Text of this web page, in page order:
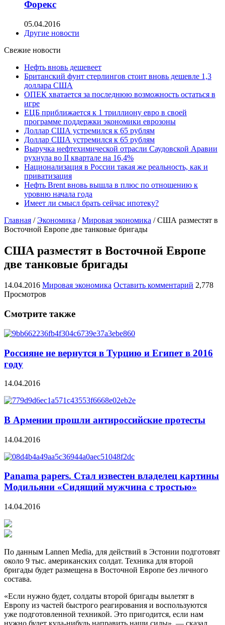
Форекс
05.04.2016
Другие новости
Свежие новости
Нефть вновь дешевеет
Британский фунт стерлингов стоит вновь дешевле 1,3
доллара США
ОПЕК хватается за последнюю возможность остаться в
игре
ЕЦБ приближается к 1 триллиону евро в своей
программе поддержки экономики еврозоны
Доллар США устремился к 65 рублям
Доллар США устремился к 65 рублям
Выручка нефтехимической отрасли Саудовской Аравии
рухнула во II квартале на 16,4%
Национализация в России такая же реальность, как и
приватизация
Нефть Brent вновь вышла в плюс по отношению к
уровню начала года
Имеет ли смысл брать сейчас ипотеку?
Главная / Экономика / Мировая экономика / США разместят в
Восточной Европе две танковые бригады
США разместят в Восточной Европе
две танковые бригады
14.04.2016 Мировая экономика Оставить комментарий 2,778
Просмотров
Смотрите также
Россияне не вернутся в Турцию и Египет в 2016
году
14.04.2016
В Армении прошли антироссийские протесты
14.04.2016
Panama papers. Стал известен владелец картины
Модильяни «Сидящий мужчина с тростью»
14.04.2016
По данным Lannen Media, для действий в Эстонии подготовят
около 9 тыс. американских солдат. Техника для второй
бригады будет размещена в Восточной Европе без личного
состава.
«Если нужно будет, солдаты второй бригады вылетят в
Европу из частей быстрого реагирования и воспользуются
уже подготовленной техникой. Это пригодится, если нам